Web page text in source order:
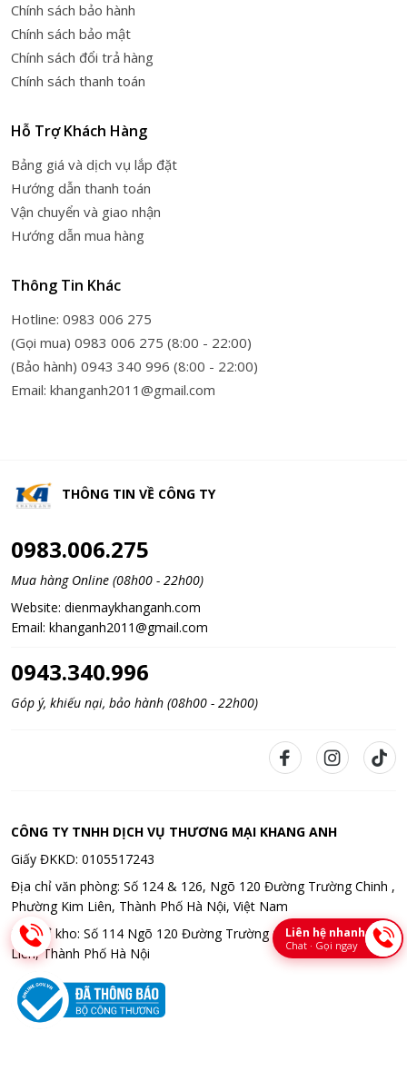
Chính sách bảo hành
Chính sách bảo mật
Chính sách đổi trả hàng
Chính sách thanh toán
Hỗ Trợ Khách Hàng
Bảng giá và dịch vụ lắp đặt
Hướng dẫn thanh toán
Vận chuyển và giao nhận
Hướng dẫn mua hàng
Thông Tin Khác
Hotline: 0983 006 275
(Gọi mua) 0983 006 275 (8:00 - 22:00)
(Bảo hành) 0943 340 996 (8:00 - 22:00)
Email: khanganh2011@gmail.com
THÔNG TIN VỀ CÔNG TY
0983.006.275
Mua hàng Online (08h00 - 22h00)
Website: dienmaykhanganh.com
Email: khanganh2011@gmail.com
0943.340.996
Góp ý, khiếu nại, bảo hành (08h00 - 22h00)
CÔNG TY TNHH DỊCH VỤ THƯƠNG MẠI KHANG ANH
Giấy ĐKKD: 0105517243
Địa chỉ văn phòng: Số 124 & 126, Ngõ 120 Đường Trường Chinh ,
Phường Kim Liên, Thành Phố Hà Nội, Việt Nam
Địa chỉ kho: Số 114 Ngõ 120 Đường Trường Chinh , Phường Kim
Liên, Thành Phố Hà Nội
Liên hệ nhanh
Chat · Gọi ngay